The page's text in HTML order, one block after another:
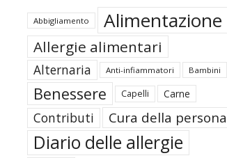
Abbigliamento Alimentazione
Allergie alimentari
Alternaria Anti-infiammatori Bambini
Benessere Capelli Carne
Contributi Cura della persona
Diario delle allergie